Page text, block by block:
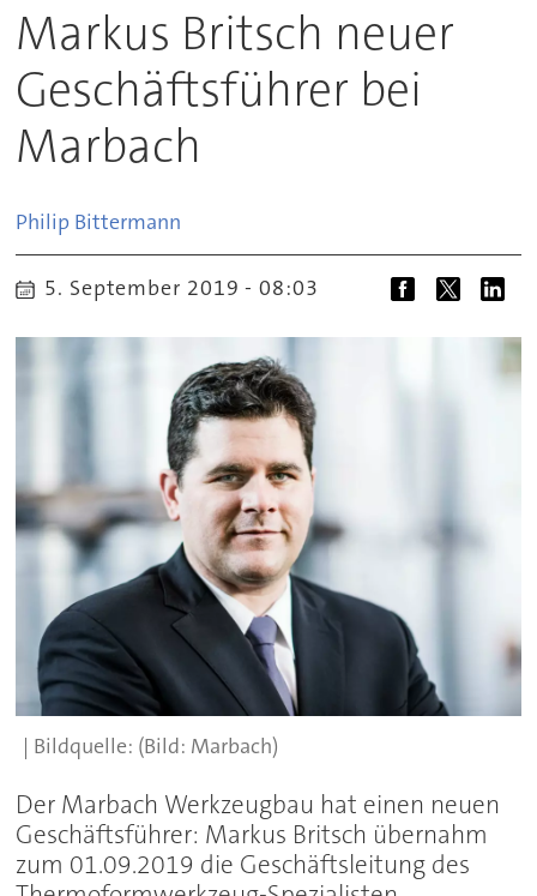
Markus Britsch neuer
Geschäftsführer bei
Marbach
Philip Bittermann
5. September 2019 - 08:03
(Bild: Marbach)
Der Marbach Werkzeugbau hat einen neuen
Geschäftsführer: Markus Britsch übernahm
zum 01.09.2019 die Geschäftsleitung des